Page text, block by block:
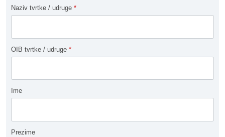
Naziv tvrtke / udruge *
OIB tvrtke / udruge *
Ime
Prezime